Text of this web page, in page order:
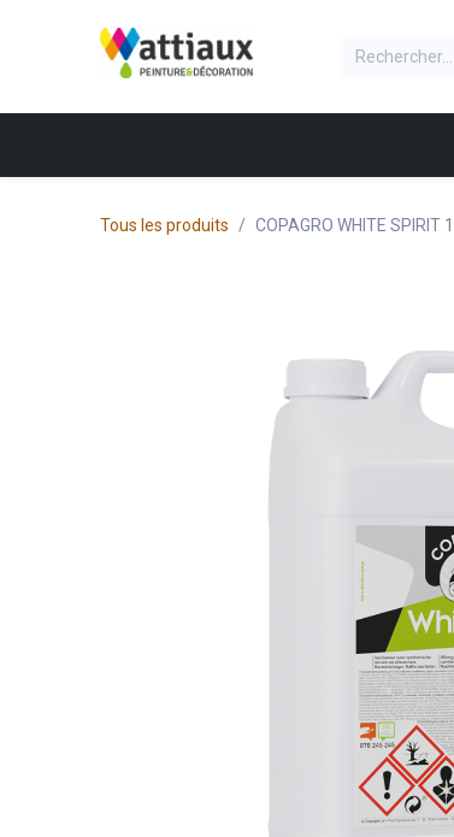
Tous les produits COPAGRO WHITE SPIRIT 1L